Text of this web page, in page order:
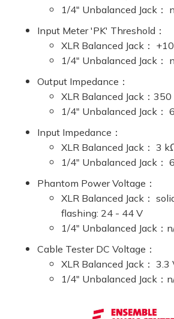
1/4" Unbalanced Jack：
Input Meter 'PK' Threshold：
XLR Balanced Jack：
1/4" Unbalanced Jack：
Output Impedance：
XLR Balanced Jack：
1/4" Unbalanced Jack：
Input Impedance：
XLR Balanced Jack： 3
1/4" Unbalanced Jack：
Phantom Power Voltage：
XLR Balanced Jack：
flashing: 24 - 44 V
1/4" Unbalanced Jack：
Cable Tester DC Voltage：
XLR Balanced Jack： 3.3
1/4" Unbalanced Jack：